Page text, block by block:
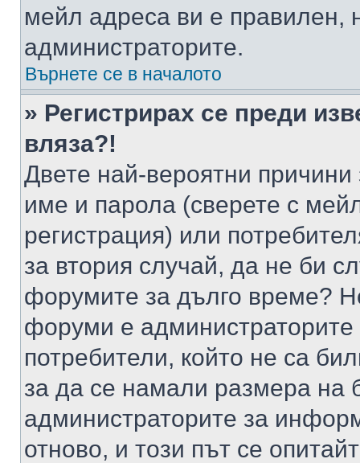
мейл адреса ви е правилен,
администраторите.
Върнете се в началото
» Регистрирах се преди
вляза?!
Двете най-вероятни
име и парола (сверете с
регистрация) или
за втория случай, да не би
форумите за дълго време?
форуми е администраторите
потребители, който не са
за да се намали размера на
администраторите за
отново, и този път се